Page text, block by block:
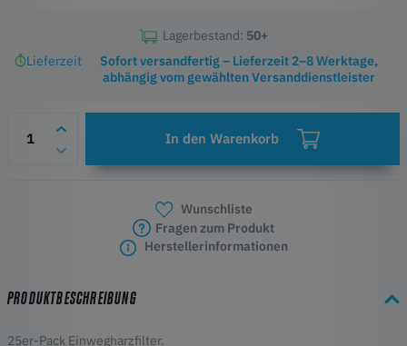
Lagerbestand: 50+
Lieferzeit
Sofort versandfertig – Lieferzeit 2–8 Werktage,
abhängig vom gewählten Versanddienstleister
In den Warenkorb
Wunschliste
Fragen zum Produkt
Herstellerinformationen
PRODUKTBESCHREIBUNG
25er-Pack Einwegharzfilter.